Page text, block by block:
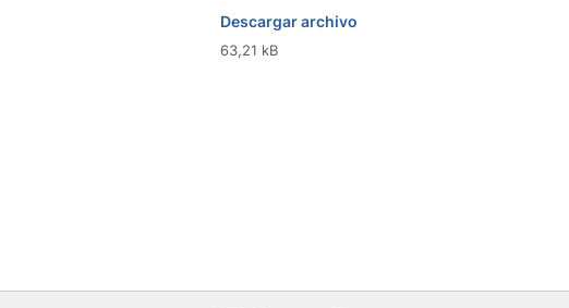
Descargar archivo
63,21 kB